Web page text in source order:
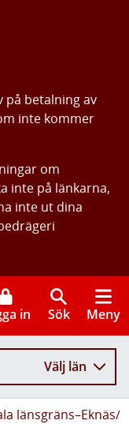
på betalning av
inte kommer
om
inte på länkarna,
inte ut dina
in Sök Meny
Välj län
länsgräns–Eknäs/